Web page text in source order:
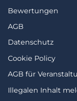
Bewertungen
AGB
Datenschutz
Cookie Policy
AGB für
Illegalen Inhalt